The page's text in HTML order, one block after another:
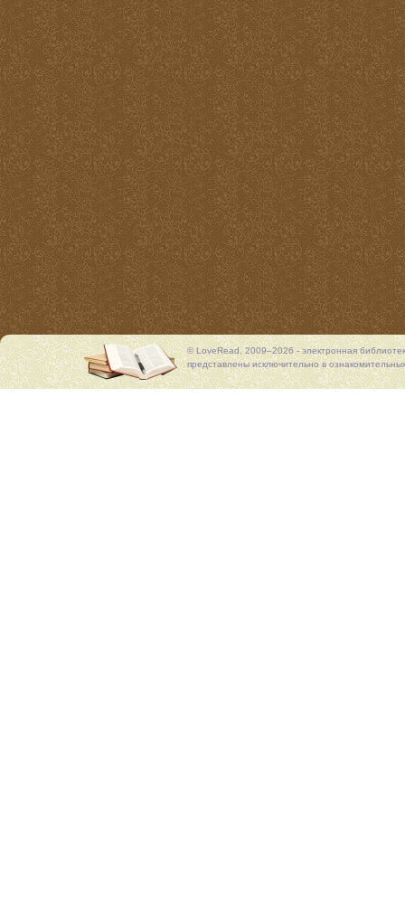
© LoveRead, 2009–2026 - электронная
представлены исключительно в